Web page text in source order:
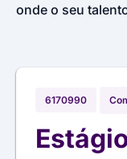
onde o seu
6170990